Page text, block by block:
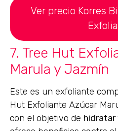
Ver precio Korres
7. Tree Hut
Marula y Jazmín
Este es un exfoliante
Hut Exfoliante Azúcar
con el objetivo de hidratar